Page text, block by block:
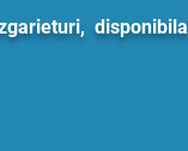
disponibila